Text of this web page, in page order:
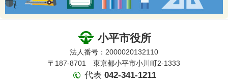
小平市役所
法人番号：2000020132110
〒187-8701 東京都小平市小川町2-1333
代表 042-341-1211